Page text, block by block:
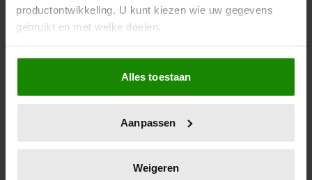
productontwikkeling. U kunt kiezen wie uw gegevens
gebruikt en met welke doelen.
Als u het toestaat, willen we ook graag:
Informatie verzamelen over uw geografische
locatie, die tot een paar meter nauwkeurig kan zijn
scannen op specifieke eigenschappen (fingerprinting)
verwerkt en stel uw voorkeuren in het
Alles toestaan
Aanpassen
Weigeren